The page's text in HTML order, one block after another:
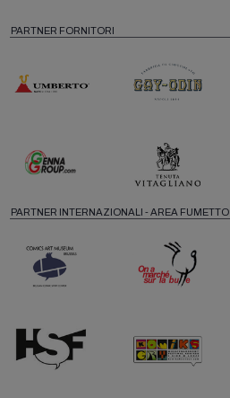
PARTNER FORNITORI
PARTNER INTERNAZIONALI - AREA FUMETTO